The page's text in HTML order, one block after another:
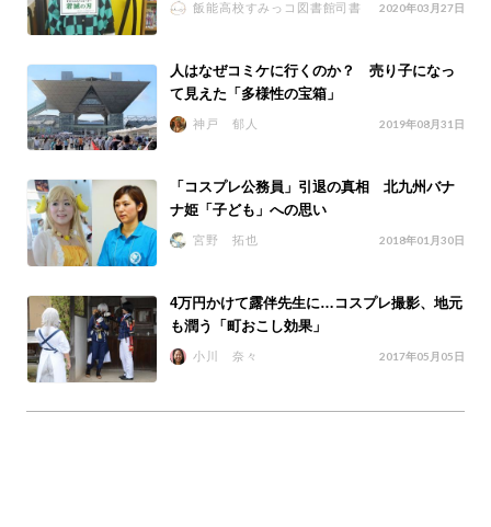
飯能高校すみっコ図書館司書 2020年03月27日
人はなぜコミケに行くのか？ 売り子になっ
て見えた「多様性の宝箱」
神戸 郁人 2019年08月31日
「コスプレ公務員」引退の真相 北九州バナ
ナ姫「子ども」への思い
宮野 拓也 2018年01月30日
4万円かけて露伴先生に…コスプレ撮影、地元
も潤う「町おこし効果」
小川 奈々 2017年05月05日